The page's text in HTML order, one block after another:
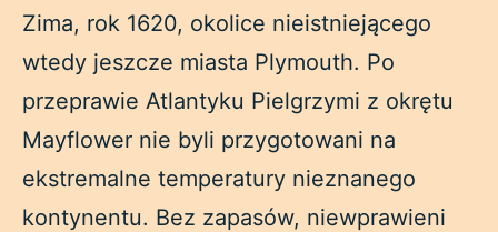
Zima, rok 1620, okolice nieistniejącego
wtedy jeszcze miasta Plymouth. Po
przeprawie Atlantyku Pielgrzymi z okrętu
Mayflower nie byli przygotowani na
ekstremalne temperatury nieznanego
kontynentu. Bez zapasów, niewprawieni